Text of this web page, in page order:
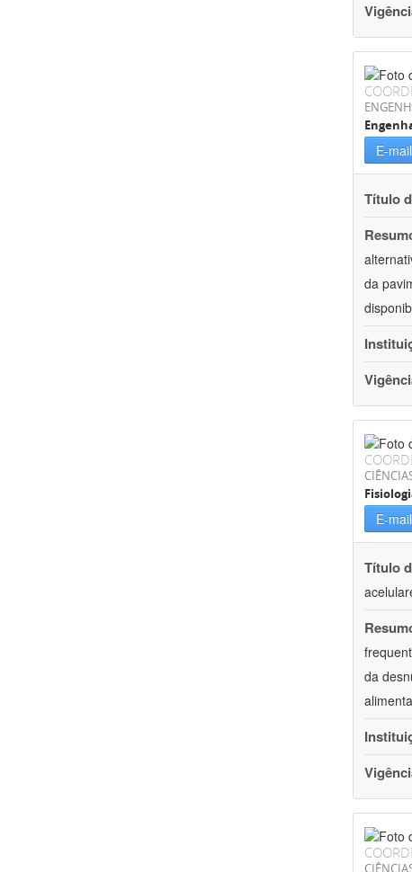
E-mail
Título
da
E-mail
Título
da